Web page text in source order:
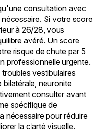
consultation avec
Si votre score
à 26/28, vous
avéré. Un score
risque de chute par 5
professionnelle urgente.
vestibulaires
neuronite
consulter avant
spécifique de
nécessaire pour réduire
la clarté visuelle.